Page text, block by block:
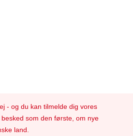
- og du kan tilmelde dig vores
som den første, om nye
land.